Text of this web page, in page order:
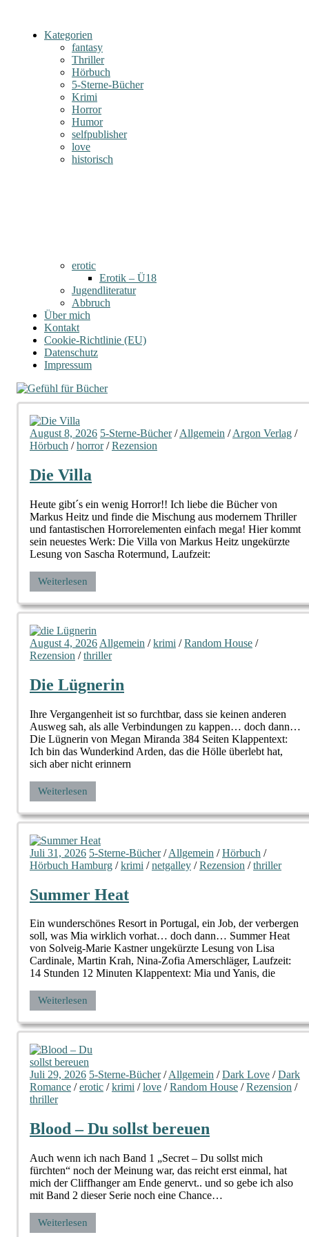
Kategorien
fantasy
Thriller
Hörbuch
5-Sterne-Bücher
Krimi
Horror
Humor
selfpublisher
love
historisch
erotic
Erotik – Ü18
Jugendliteratur
Abbruch
Über mich
Kontakt
Cookie-Richtlinie (EU)
Datenschutz
Impressum
August 8, 2026 5-Sterne-Bücher/Allgemein /Argon Verlag /
Hörbuch /horror/Rezension
Die Villa
Heute gibt´s ein wenig Horror!! Ich liebe die Bücher von
Markus Heitz und finde die Mischung aus modernem Thriller
und fantastischen Horrorelementen einfach mega! Hier kommt
sein neuestes Werk: Die Villa von Markus Heitz ungekürzte
Lesung von Sascha Rotermund, Laufzeit:
Weiterlesen
August 4, 2026 Allgemein /krimi /Random House /
Rezension /thriller
Die Lügnerin
Ihre Vergangenheit ist so furchtbar, dass sie keinen anderen
Ausweg sah, als alle Verbindungen zu kappen… doch dann…
Die Lügnerin von Megan Miranda 384 Seiten Klappentext:
Ich bin das Wunderkind Arden, das die Hölle überlebt hat,
sich aber nicht erinnern
Weiterlesen
Juli 31, 2026 5-Sterne-Bücher/Allgemein /Hörbuch /
Hörbuch Hamburg /krimi /netgalley /Rezension /thriller
Summer Heat
Ein wunderschönes Resort in Portugal, ein Job, der verbergen
soll, was Mia wirklich vorhat… doch dann… Summer Heat
von Solveig-Marie Kastner ungekürzte Lesung von Lisa
Cardinale, Martin Krah, Nina-Zofia Amerschläger, Laufzeit:
14 Stunden 12 Minuten Klappentext: Mia und Yanis, die
Weiterlesen
Juli 29, 2026 5-Sterne-Bücher/Allgemein /Dark Love /Dark
Romance /erotic /krimi /love /Random House /Rezension /
thriller
Blood – Du sollst bereuen
Auch wenn ich nach Band 1 „Secret – Du sollst mich
fürchten“ noch der Meinung war, das reicht erst einmal, hat
mich der Cliffhanger am Ende genervt.. und so gebe ich also
mit Band 2 dieser Serie noch eine Chance…
Weiterlesen